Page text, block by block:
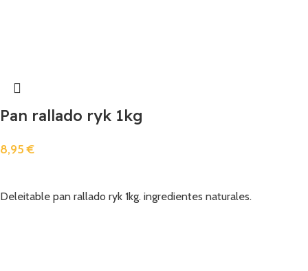
Pan rallado ryk 1kg
8,95€
Deleitable pan rallado ryk 1kg. ingredientes naturales.